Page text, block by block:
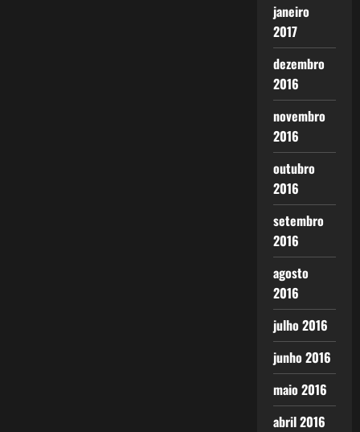
janeiro
2017
dezembro
2016
novembro
2016
outubro
2016
setembro
2016
agosto
2016
julho 2016
junho 2016
maio 2016
abril 2016